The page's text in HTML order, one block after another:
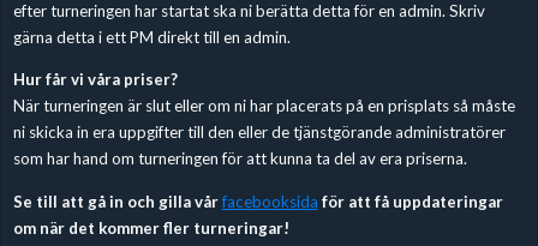
efter turneringen har startat ska ni berätta detta för en admin. Skriv
gärna detta i ett PM direkt till en admin.
Hur får vi våra priser?
När turneringen är slut eller om ni har placerats på en prisplats så måste
ni skicka in era uppgifter till den eller de tjänstgörande administratörer
som har hand om turneringen för att kunna ta del av era priserna.
Se till att gå in och gilla vårfacebooksida för att få uppdateringar
om när det kommer fler turneringar!